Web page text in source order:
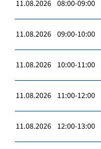
11.08.2026 08:00-09:00
11.08.2026 09:00-10:00
11.08.2026 10:00-11:00
11.08.2026 11:00-12:00
11.08.2026 12:00-13:00